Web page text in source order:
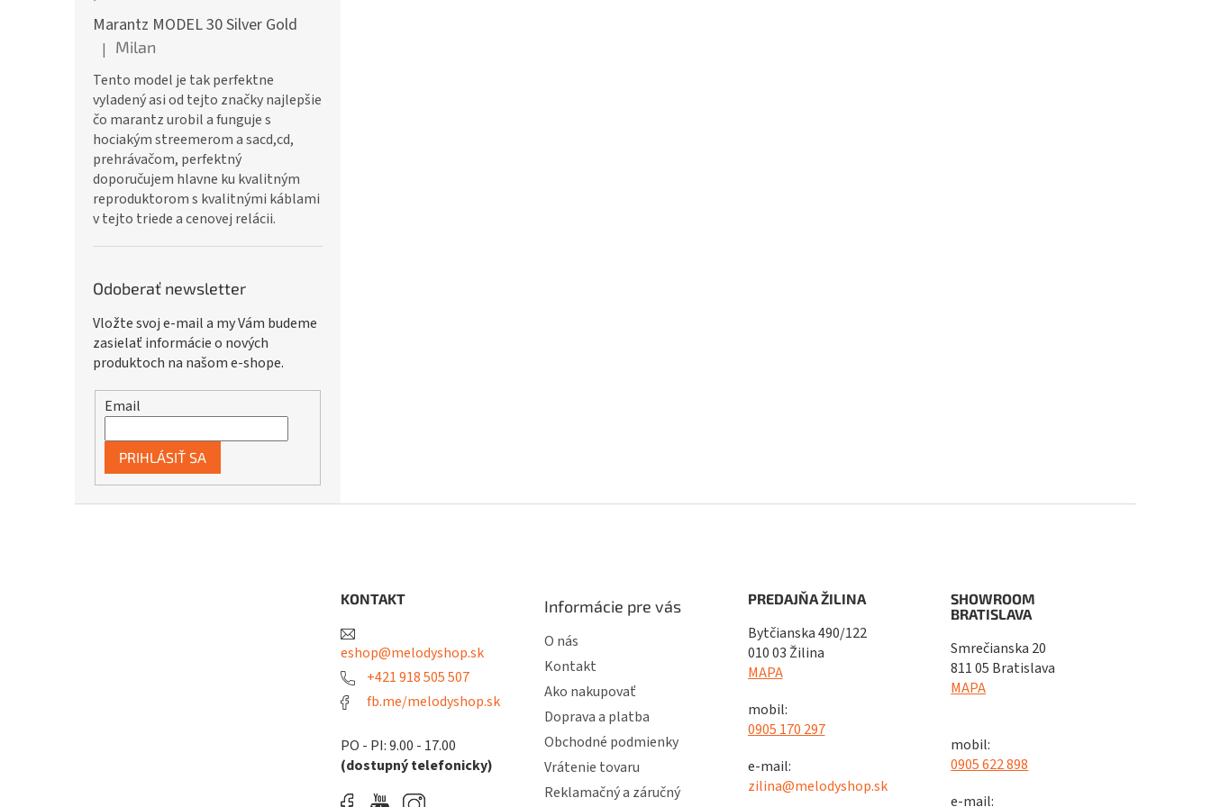
Marantz MODEL 30 Silver Gold
Hodnotenie produktu je 5 z 5 hviezdičiek.
| Milan
Tento model je tak perfektne
vyladený asi od tejto značky najlepšie
čo marantz urobil a funguje s
hociakým streemerom a sacd,cd,
prehrávačom, perfektný
doporučujem hlavne ku kvalitným
reproduktorom s kvalitnými káblami
v tejto triede a cenovej relácii.
Odoberať newsletter
Vložte svoj e-mail a my Vám budeme
zasielať informácie o nových
produktoch na našom e-shope.
Email
PRIHLÁSIŤ SA
KONTAKT
eshop@melodyshop.sk
+421 918 505 507
fb.me/melodyshop.sk
PO - PI: 9.00 - 17.00
(dostupný telefonicky)
Informácie pre vás
O nás
Kontakt
Ako nakupovať
Doprava a platba
Obchodné podmienky
Vrátenie tovaru
Reklamačný a záručný
PREDAJŇA ŽILINA
Bytčianska 490/122
010 03 Žilina
MAPA
mobil:
0905 170 297
e-mail:
zilina@melodyshop.sk
SHOWROOM
BRATISLAVA
Smrečianska 20
811 05 Bratislava
MAPA
mobil:
0905 622 898
e-mail: